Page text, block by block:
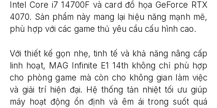
Intel Core i7 14700F và card đồ họa GeForce RTX
4070. Sản phẩm này mang lại hiệu năng mạnh mẽ,
phù hợp với các game thủ yêu cầu cấu hình cao.
Với thiết kế gọn nhẹ, tinh tế và khả năng nâng cấp
linh hoạt, MAG Infinite E1 14th không chỉ phù hợp
cho phòng game mà còn cho không gian làm việc
và giải trí hiện đại. Hệ thống tản nhiệt tối ưu giúp
máy hoạt động ổn định và êm ái trong suốt quá